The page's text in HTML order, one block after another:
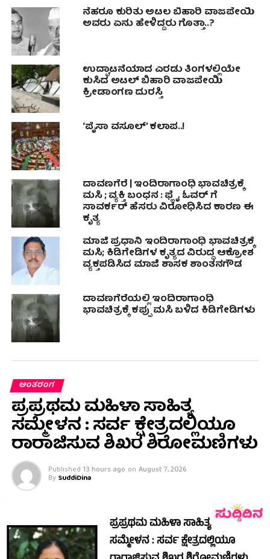
ನೆಹರೂ ಕುರಿತು ಅಟಲ ಬಿಹಾರಿ ವಾಜಪೇಯಿ
ಅವರು ಏನು ಹೇಳಿದ್ದರು ಗೊತ್ತಾ..?
ಉದ್ಘಾಟನೆಯಾದ ಎರಡು ತಿಂಗಳಲ್ಲಿಯೇ
ಕುಸಿದ ಅಟಲ್ ಬಿಹಾರಿ ವಾಜಪೇಯಿ
ಕ್ರೀಡಾಂಗಣ ದುರಸ್ತಿ
‘ಪೈಸಾ ವಸೂಲ್’ ಕಲಾಪ..!
ದಾವಣಗೆರೆ | ಇಂದಿರಾಗಾಂಧಿ ಭಾವಚಿತ್ರಕ್ಕೆ
ಮಸಿ ; ವ್ಯಕ್ತಿ ಬಂಧನ : ಫ್ಲೈ ಓವರ್ ಗೆ
ಸಾವರ್ಕರ್ ಹೆಸರು ವಿರೋಧಿಸಿದ ಕಾರಣ ಈ
ಕೃತ್ಯ
ಮಾಜಿ ಪ್ರಧಾನಿ ಇಂದಿರಾಗಾಂಧಿ ಭಾವಚಿತ್ರಕ್ಕೆ‌
ಮಸಿ; ಕಿಡಿಗೇಡಿಗಳ ಕೃತ್ಯದ ವಿರುದ್ಧ ಆಕ್ರೋಶ
ವ್ಯಕ್ತಪಡಿಸಿದ ಮಾಜಿ ಶಾಸಕ ಶಾಂತನಗೌಡ
ದಾವಣಗೆರೆಯಲ್ಲಿ ಇಂದಿರಾಗಾಂಧಿ
ಭಾವಚಿತ್ರಕ್ಕೆ ಕಪ್ಪು ಮಸಿ ಬಳಿದ ಕಿಡಿಗೇಡಿಗಳು
ಅಂತರಂಗ
ಪ್ರಪ್ರಥಮ ಮಹಿಳಾ ಸಾಹಿತ್ಯ
ಸಮ್ಮೇಳನ : ಸರ್ವ ಕ್ಷೇತ್ರದಲ್ಲಿಯೂ
ರಾರಾಜಿಸುವ ಶಿಖರ ಶಿರೋಮಣಿಗಳು
Published 13 hours ago on August 7, 2026
By SuddiDina